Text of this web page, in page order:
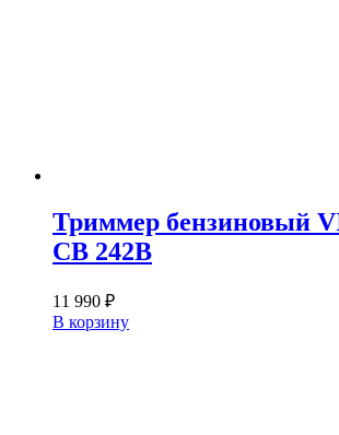
Триммер бензиновый
CB 242B
11 990 ₽
В корзину